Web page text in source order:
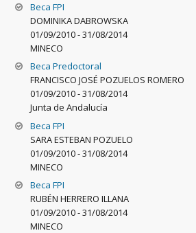
Beca FPI
DOMINIKA DABROWSKA
01/09/2010-31/08/2014
MINECO
Beca Predoctoral
FRANCISCO JOSÉ POZUELOS ROMERO
01/09/2010-31/08/2014
Junta de Andalucía
Beca FPI
SARA ESTEBAN POZUELO
01/09/2010-31/08/2014
MINECO
Beca FPI
RUBÉN HERRERO ILLANA
01/09/2010-31/08/2014
MINECO